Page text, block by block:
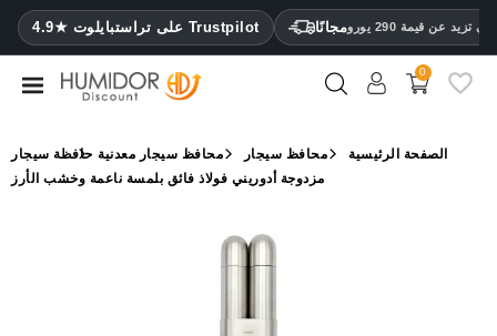
4.9★ على تراستبايلوت Trustpilot مجانًا عن قيمة 290 يورو CATEGORY
مرطب
خزائن
ترطيب
0
الصفحة الرئيسية محافظ سيجار محافظ سيجار معدنية حافظة سيجار
مزدوجة أدوريني فولاذ فائق بلمسة ناعمة وخشب الأرز